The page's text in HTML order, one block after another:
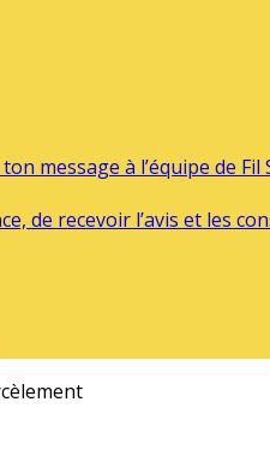
message à l’équipe de Fil
de recevoir l’avis et les